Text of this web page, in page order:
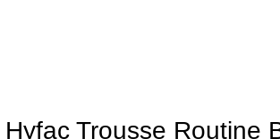
Hyfac Trousse Routine